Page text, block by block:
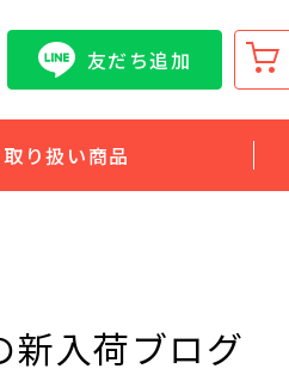
友だち追加
取り扱い商品
新入荷ブログ